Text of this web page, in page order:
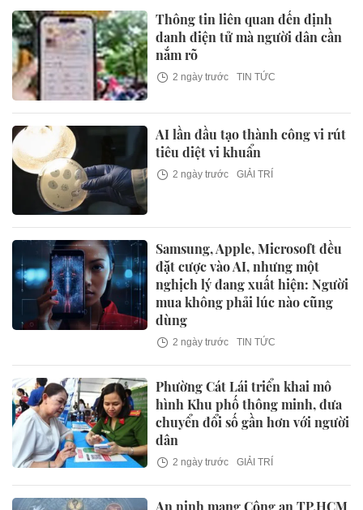
Thông tin liên quan đến định
danh điện tử mà người dân cần
nắm rõ
2 ngày trước TIN TỨC
AI lần đầu tạo thành công vi rút
tiêu diệt vi khuẩn
2 ngày trước GIẢI TRÍ
Samsung, Apple, Microsoft đều
đặt cược vào AI, nhưng một
nghịch lý đang xuất hiện: Người
mua không phải lúc nào cũng
dùng
2 ngày trước TIN TỨC
Phường Cát Lái triển khai mô
hình Khu phố thông minh, đưa
chuyển đổi số gần hơn với người
dân
2 ngày trước GIẢI TRÍ
An ninh mạng Công an TP.HCM